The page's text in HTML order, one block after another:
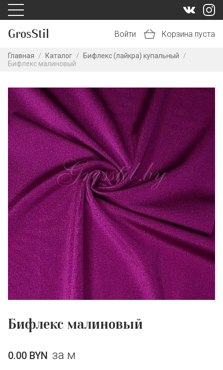
GrosStil Войти Корзина пуста
Главная / Каталог / Бифлекс (лайкра) купальный
/
Бифлекс малиновый
Бифлекс малиновый
0.00 BYN за м